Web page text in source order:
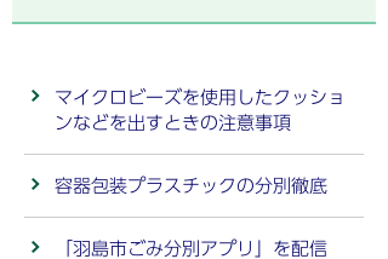
マイクロビーズを使用したクッショ
ンなどを出すときの注意事項
容器包装プラスチックの分別徹底
「羽島市ごみ分別アプリ」を配信